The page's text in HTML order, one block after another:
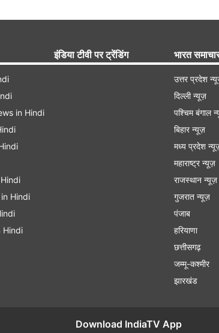
in Hindi
Hindi
Hindi
इंडिया टीवी पर ट्रेंडिंग भारत
उत्तर प्रदेश
दिल्ली न्यूज़
पश्चिम बंगाल
बिहार न्यूज़
मध्य प्रदेश
महाराष्ट्र न्यूज़
राजस्थान न्यूज़
गुजरात न्यूज़
पंजाब
हरियाणा
छत्तीसगढ़
जम्मू-कश्मीर
झारखंड
Download IndiaTV App